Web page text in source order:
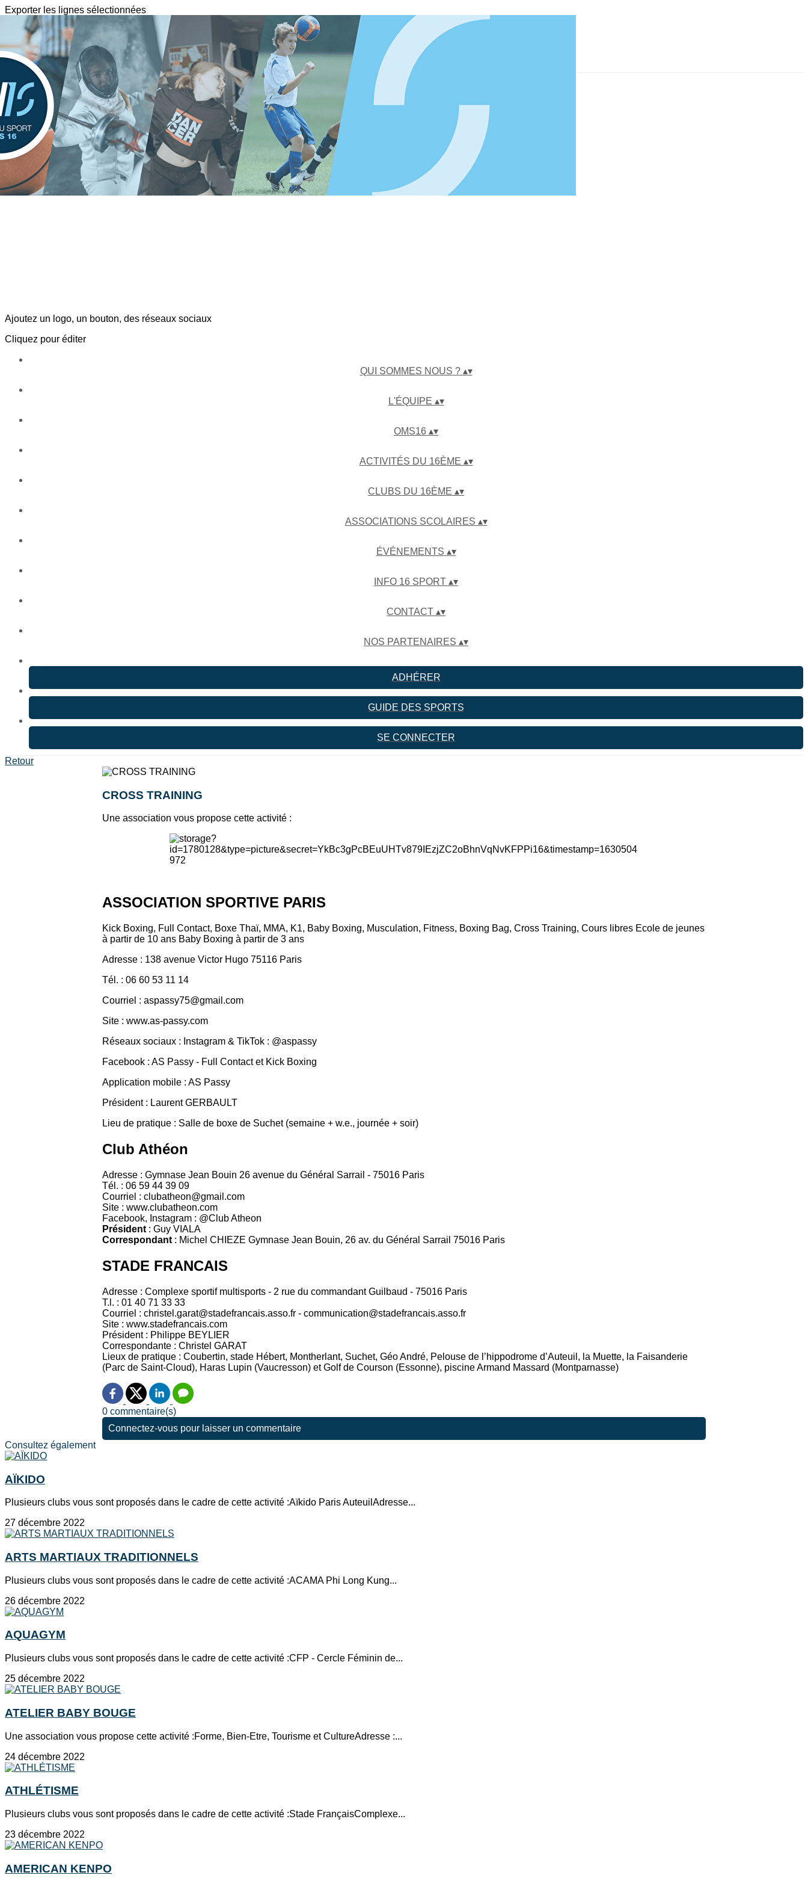
Exporter les lignes sélectionnées
Exporter toutes les colonnes
Exporter uniquement les colonnes affichées
Menu
Images de la page d'accueil
Cliquez pour éditer
Ajoutez un logo, un bouton, des réseaux sociaux
Cliquez pour éditer
QUI SOMMES NOUS ? ▴▾
L'ÉQUIPE ▴▾
OMS16 ▴▾
ACTIVITÉS DU 16ÈME ▴▾
CLUBS DU 16ÈME ▴▾
ASSOCIATIONS SCOLAIRES ▴▾
ÉVÉNEMENTS ▴▾
INFO 16 SPORT ▴▾
CONTACT ▴▾
NOS PARTENAIRES ▴▾
ADHÉRER
GUIDE DES SPORTS
SE CONNECTER
Retour
CROSS TRAINING
Une association vous propose cette activité :
ASSOCIATION SPORTIVE PARIS
Kick Boxing, Full Contact, Boxe Thaï, MMA, K1, Baby Boxing, Musculation, Fitness, Boxing Bag, Cross Training, Cours libres Ecole de jeunes
à partir de 10 ans Baby Boxing à partir de 3 ans
Adresse : 138 avenue Victor Hugo 75116 Paris
Tél. : 06 60 53 11 14
Courriel : aspassy75@gmail.com
Site : www.as-passy.com
Réseaux sociaux : Instagram & TikTok : @aspassy
Facebook : AS Passy - Full Contact et Kick Boxing
Application mobile : AS Passy
Président : Laurent GERBAULT
Lieu de pratique : Salle de boxe de Suchet (semaine + w.e., journée + soir)
Club Athéon
Adresse : Gymnase Jean Bouin 26 avenue du Général Sarrail - 75016 Paris
Tél. : 06 59 44 39 09
Courriel : clubatheon@gmail.com
Site : www.clubatheon.com
Facebook, Instagram : @Club Atheon
Président : Guy VIALA
Correspondant : Michel CHIEZE Gymnase Jean Bouin, 26 av. du Général Sarrail 75016 Paris
STADE FRANCAIS
Adresse : Complexe sportif multisports - 2 rue du commandant Guilbaud - 75016 Paris
T.l. : 01 40 71 33 33
Courriel : christel.garat@stadefrancais.asso.fr - communication@stadefrancais.asso.fr
Site : www.stadefrancais.com
Président : Philippe BEYLIER
Correspondante : Christel GARAT
Lieux de pratique : Coubertin, stade Hébert, Montherlant, Suchet, Géo André, Pelouse de l’hippodrome d’Auteuil, la Muette, la Faisanderie
(Parc de Saint-Cloud), Haras Lupin (Vaucresson) et Golf de Courson (Essonne), piscine Armand Massard (Montparnasse)
0 commentaire(s)
Connectez-vous pour laisser un commentaire
Consultez également
AÏKIDO
Plusieurs clubs vous sont proposés dans le cadre de cette activité :Aïkido Paris AuteuilAdresse...
27 décembre 2022
ARTS MARTIAUX TRADITIONNELS
Plusieurs clubs vous sont proposés dans le cadre de cette activité :ACAMA Phi Long Kung...
26 décembre 2022
AQUAGYM
Plusieurs clubs vous sont proposés dans le cadre de cette activité :CFP - Cercle Féminin de...
25 décembre 2022
ATELIER BABY BOUGE
Une association vous propose cette activité :Forme, Bien-Etre, Tourisme et CultureAdresse :...
24 décembre 2022
ATHLÉTISME
Plusieurs clubs vous sont proposés dans le cadre de cette activité :Stade FrançaisComplexe...
23 décembre 2022
AMERICAN KENPO